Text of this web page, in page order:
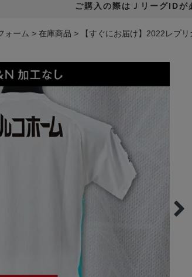
ご購入の際はＪリーグIDが
ォーム 在庫商品 【すぐにお届け】2022レプ